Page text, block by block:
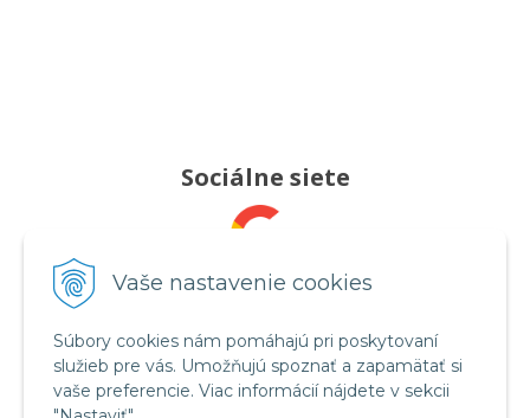
Vaše nastavenie cookies
Súbory cookies nám pomáhajú pri poskytovaní
služieb pre vás. Umožňujú spoznať a zapamätať si
vaše preferencie. Viac informácií nájdete v sekcii
Sociálne siete
Pridajte nám recenziu
Sledujte nás